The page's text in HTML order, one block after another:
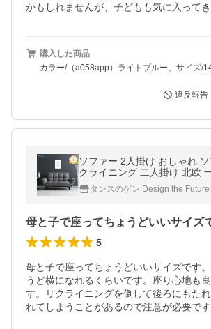
かもしれませんが、子どもも気に入ってき
購入した商品
カラー/（a058app）ライトブルー、サイズ/
違反報告
ソファー 2人掛け おしゃれ
クライニング 二人掛け 北欧
ソファ リビング ソファベッド
タンスのゲン Design the Future
5
母と子で座ってちょうどいいサイズです
うど横になれるくらいです。座り心地も
す。リクライニングを倒して後ろにもた
れてしまうことがあるので注意が必要です